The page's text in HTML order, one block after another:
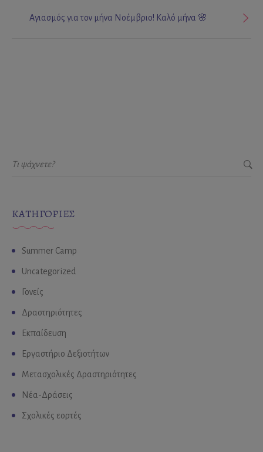
Αγιασμός για τον μήνα Νοέμβριο! Καλό μήνα 🌸
KΑΤΗΓΟΡΊΕΣ
Summer Camp
Uncategorized
Γονείς
Δραστηριότητες
Εκπαίδευση
Εργαστήριο Δεξιοτήτων
Μετασχολικές Δραστηριότητες
Νέα-Δράσεις
Σχολικές εορτές